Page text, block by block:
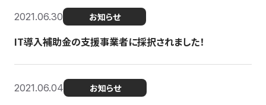
2021.06.30 お知らせ
IT導入補助金の支援事業者に採択されました！
2021.06.04 お知らせ